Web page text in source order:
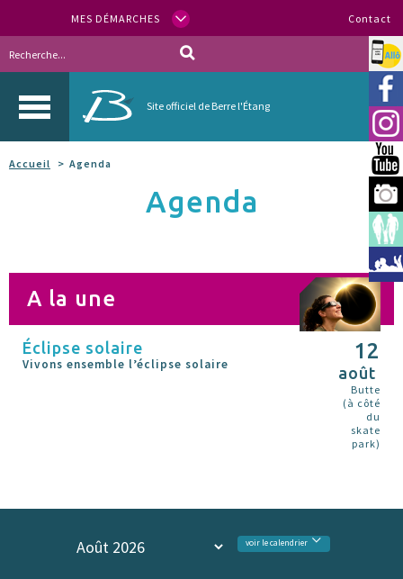
MES DÉMARCHES Contact
Site officiel de Berre l'Étang
Allo
Accueil Agenda
Agenda
A la une
Éclipse solaire
Vivons ensemble l’éclipse solaire
12
août
Butte
(à côté
du
skate
park)
voir le calendrier